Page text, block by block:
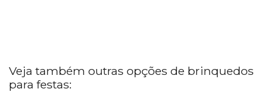
Veja também outras opções de brinquedos
para festas: